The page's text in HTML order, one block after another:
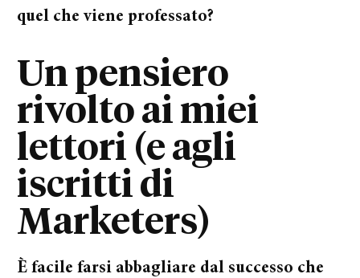
quel che viene professato?
Un pensiero
rivolto ai miei
lettori (e agli
iscritti di
Marketers)
È facile farsi abbagliare dal successo che